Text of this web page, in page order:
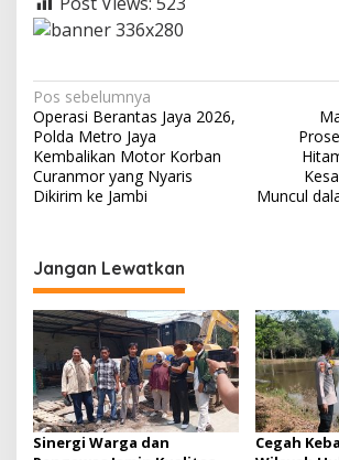
N
a
v
i
a
s
i
p
o
s
Pos sebelumnya
Operasi Berantas Jaya 2026,
Polda Metro Jaya
Kembalikan Motor Korban
Curanmor yang Nyaris
Dikirim ke Jambi
Muncul
Jangan Lewatkan
Sinergi Warga dan
Cegah